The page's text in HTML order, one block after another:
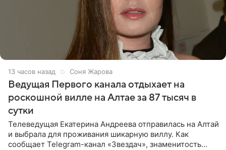
13 часов назад Соня Жарова
Ведущая Первого канала отдыхает на
роскошной вилле на Алтае за 87 тысяч в
сутки
Телеведущая Екатерина Андреева отправилась на Алтай
и выбрала для проживания шикарную виллу. Как
сообщает Telegram-канал «Звездач», знаменитость